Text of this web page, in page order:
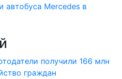
автобуса Mercedes в